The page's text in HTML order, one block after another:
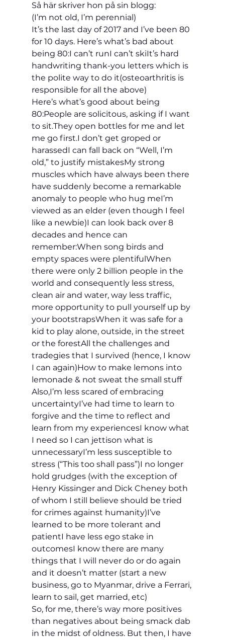
Så här skriver hon på sin blogg:
(I’m not old, I’m perennial)
It’s the last day of 2017 and I’ve been 80
for 10 days. Here’s what’s bad about
being 80:I can’t runI can’t skiIt’s hard
handwriting thank-you letters which is
the polite way to do it(osteoarthritis is
responsible for all the above)
Here’s what’s good about being
80:People are solicitous, asking if I want
to sit.They open bottles for me and let
me go first.I don’t get groped or
harassedI can fall back on “Well, I’m
old,” to justify mistakesMy strong
muscles which have always been there
have suddenly become a remarkable
anomaly to people who hug meI’m
viewed as an elder (even though I feel
like a newbie)I can look back over 8
decades and hence can
remember:When song birds and
empty spaces were plentifulWhen
there were only 2 billion people in the
world and consequently less stress,
clean air and water, way less traffic,
more opportunity to pull yourself up by
your bootstrapsWhen it was safe for a
kid to play alone, outside, in the street
or the forestAll the challenges and
tradegies that I survived (hence, I know
I can again)How to make lemons into
lemonade & not sweat the small stuff
Also,I’m less scared of embracing
uncertaintyI’ve had time to learn to
forgive and the time to reflect and
learn from my experiencesI know what
I need so I can jettison what is
unnecessaryI’m less susceptible to
stress (“This too shall pass”)I no longer
hold grudges (with the exception of
Henry Kissinger and Dick Cheney both
of whom I still believe should be tried
for crimes against humanity)I’ve
learned to be more tolerant and
patientI have less ego stake in
outcomesI know there are many
things that I will never do or do again
and it doesn’t matter (start a new
business, go to Myanmar, drive a Ferrari,
learn to sail, get married, etc)
So, for me, there’s way more positives
than negatives about being smack dab
in the midst of oldness. But then, I have